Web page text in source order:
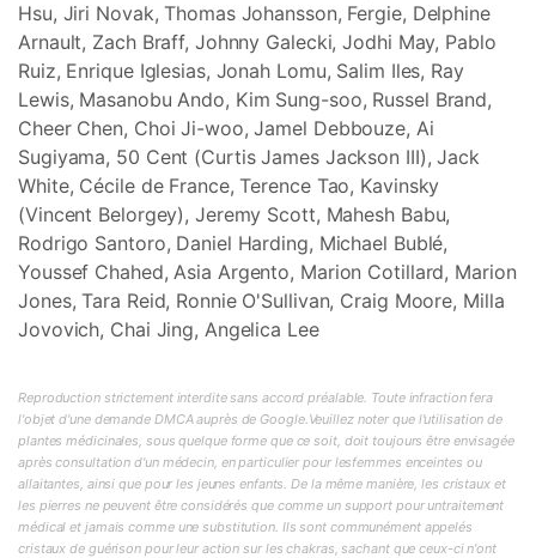
Hsu, Jiri Novak, Thomas Johansson, Fergie, Delphine
Arnault, Zach Braff, Johnny Galecki, Jodhi May, Pablo
Ruiz, Enrique Iglesias, Jonah Lomu, Salim Iles, Ray
Lewis, Masanobu Ando, Kim Sung-soo, Russel Brand,
Cheer Chen, Choi Ji-woo, Jamel Debbouze, Ai
Sugiyama, 50 Cent (Curtis James Jackson III), Jack
White, Cécile de France, Terence Tao, Kavinsky
(Vincent Belorgey), Jeremy Scott, Mahesh Babu,
Rodrigo Santoro, Daniel Harding, Michael Bublé,
Youssef Chahed, Asia Argento, Marion Cotillard, Marion
Jones, Tara Reid, Ronnie O'Sullivan, Craig Moore, Milla
Jovovich, Chai Jing, Angelica Lee
Reproduction strictement interdite sans accord préalable. Toute infraction fera
l'objet d'une demande DMCA auprès de Google.Veuillez noter que l'utilisation de
plantes médicinales, sous quelque forme que ce soit, doit toujours être envisagée
après consultation d'un médecin, en particulier pour lesfemmes enceintes ou
allaitantes, ainsi que pour les jeunes enfants. De la même manière, les cristaux et
les pierres ne peuvent être considérés que comme un support pour untraitement
médical et jamais comme une substitution. Ils sont communément appelés
cristaux de guérison pour leur action sur les chakras, sachant que ceux-ci n'ont